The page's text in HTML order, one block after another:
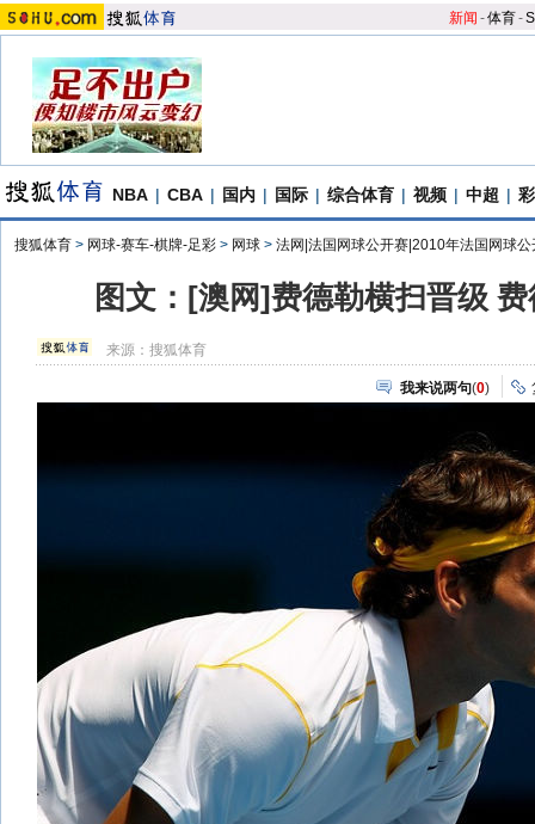
新闻 -体育-S
NBA | CBA | 国内 | 国际 | 综合体育 | 视频 | 中超 |
搜狐体育 > 网球-赛车-棋牌-足彩 > 网球 > 法网|法国网球公开赛|2010年法国网球公
图文：[澳网]费德勒横扫晋级
来源：搜狐体育
我来说两句(0)